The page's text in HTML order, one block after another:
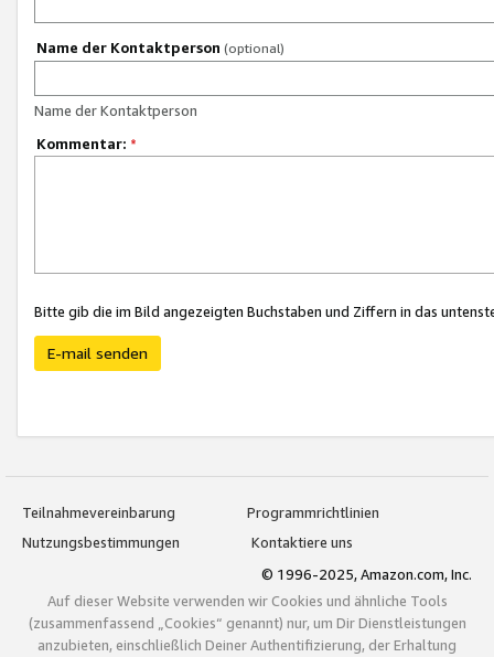
Name der Kontaktperson (optional)
Name der Kontaktperson
Kommentar: *
Bitte gib die im Bild angezeigten Buchstaben und Ziffern in das
E-mail senden
Teilnahmevereinbarung
Programmrichtlinien
Nutzungsbestimmungen
Kontaktiere uns
© 1996-2025, Amazon.com, Inc.
Auf dieser Website verwenden wir Cookies und ähnliche Tools
(zusammenfassend „Cookies“ genannt) nur, um Dir Dienstleistungen
anzubieten, einschließlich Deiner Authentifizierung, der Erhaltung